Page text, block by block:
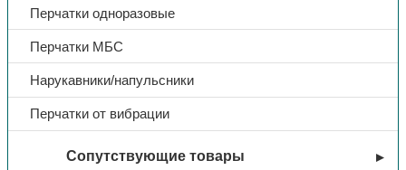
Перчатки одноразовые
Перчатки МБС
Нарукавники/напульсники
Перчатки от вибрации
Сопутствующие товары
Полуботинки
Зимняя обувь
Зимние ботинки
Зимние сапоги
Влагозащитная обувь